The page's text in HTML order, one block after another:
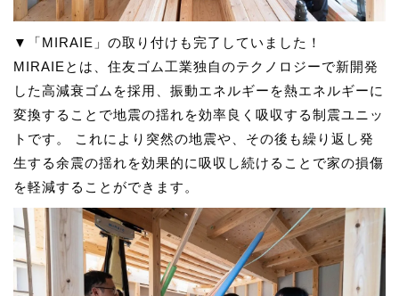
▼「MIRAIE」の取り付けも完了していました！
MIRAIEとは、住友ゴム工業独自のテクノロジーで新開発
した高減衰ゴムを採用、振動エネルギーを熱エネルギーに
変換することで地震の揺れを効率良く吸収する制震ユニッ
トです。 これにより突然の地震や、その後も繰り返し発
生する余震の揺れを効果的に吸収し続けることで家の損傷
を軽減することができます。